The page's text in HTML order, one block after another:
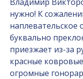
нужно! К
наплевательское
буквально
приезжает из-за
красные
огромные